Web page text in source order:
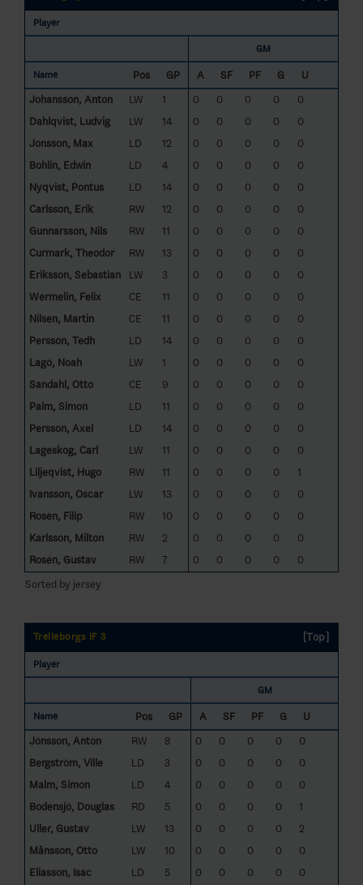
Player
GM
Name Pos GP A SF PF G
U
Johansson, Anton
LW 1 0 0 0 0
0
Dahlqvist, Ludvig
LW 14 0 0 0 0
0
Jonsson, Max
LD 12 0 0 0 0
0
Bohlin, Edwin
LD 4 0 0 0 0
0
Nyqvist, Pontus
LD 14 0 0 0 0
0
Carlsson, Erik
RW 12 0 0 0 0
0
Gunnarsson, Nils
RW 11 0 0 0 0
0
Curmark, Theodor
RW 13 0 0 0 0
0
Eriksson, Sebastian
LW 3 0 0 0 0
0
Wermelin, Felix
CE 11 0 0 0 0
0
Nilsen, Martin
CE 11 0 0 0 0
0
Persson, Tedh
LD 14 0 0 0 0
0
Lagö, Noah
LW 1 0 0 0 0
0
Sandahl, Otto
CE 9 0 0 0 0
0
Palm, Simon
LD 11 0 0 0 0
0
Persson, Axel
LD 14 0 0 0 0
0
Lageskog, Carl
LW 11 0 0 0 0
0
Liljeqvist, Hugo
RW 11 0 0 0 0
1
Ivansson, Oscar
LW 13 0 0 0 0
0
Rosèn, Filip
RW 10 0 0 0 0
0
Karlsson, Milton
RW 2 0 0 0 0
0
Rosén, Gustav
RW 7 0 0 0 0
0
Sorted by jersey
Trelleborgs IF 3 [Top]
Player
GM
Name Pos GP A SF PF G
U
Jönsson, Anton
RW 8 0 0 0 0
0
Bergström, Ville
LD 3 0 0 0 0
0
Malm, Simon
LD 4 0 0 0 0
0
Bodensjö, Douglas
RD 5 0 0 0 0
1
Uller, Gustav
LW 13 0 0 0 0
2
Månsson, Otto
LW 10 0 0 0 0
0
Eliasson, Isac
LD 5 0 0 0 0
0